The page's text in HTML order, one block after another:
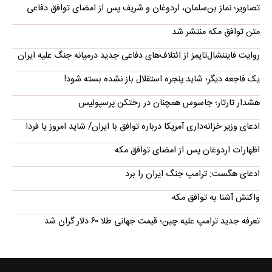
تصاویر؛ نماز بن‌سلمان، اردوغان و شریف پس از امضای توافق دفاعی
متن توافق مکه منتشر شد
روایت فایننشال‌تایمز از ائتلاف‌های دفاعی جدید درمیانه جنگ علیه ایران
یک فاجعه دیگر؛ شاید پنجره استقلال باز نشده بسته شود!
هشدار تارتار؛ جاسوس همچنان در رختکن پرسپولیس
ادعای وزیر خزانه‌داری آمریکا درباره توافق با ایران/ شاید امروز یا فردا
اظهارات اردوغان پس از امضای توافق مکه
ادعای هگست: ترامپ جنگ ایران را برد
واکنش آشنا به توافق مکه
تعرفه جدید ترامپ علیه چین؛ قیمت جهانی طلا ۶۰ دلار گران شد